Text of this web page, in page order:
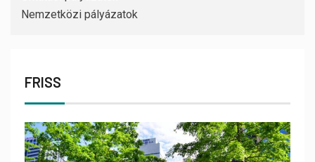
Nemzetközi pályázatok
FRISS